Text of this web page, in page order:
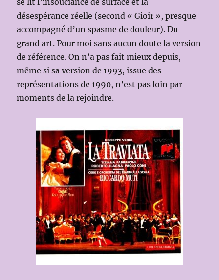
désespérance réelle (second « Gioir », presque
accompagné d’un spasme de douleur). Du
grand art. Pour moi sans aucun doute la version
de référence. On n’a pas fait mieux depuis,
même si sa version de 1993, issue des
représentations de 1990, n’est pas loin par
moments de la rejoindre.